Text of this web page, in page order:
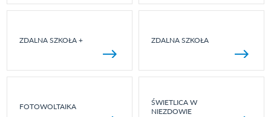
ZDALNA SZKOŁA + ZDALNA SZKOŁA
FOTOWOLTAIKA
ŚWIETLICA W
NIEZDOWIE